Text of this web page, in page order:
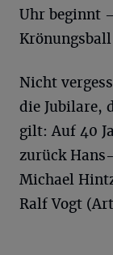
Uhr beginnt
Nicht
die Jubilare,
gilt: Auf 40
zurück
Michael
Ralf Vogt